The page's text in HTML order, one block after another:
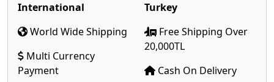
International
World Wide Shipping
Multi Currency
Payment
Turkey
Free Shipping Over
20,000TL
Cash On Delivery